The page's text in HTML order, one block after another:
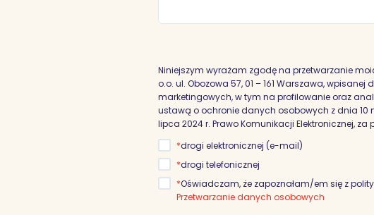
Niniejszym wyrażam zgodę na przetwarzanie
o.o. ul. Obozowa 57, 01 – 161 Warszawa,
marketingowych, w tym na profilowanie oraz
ustawą o ochronie danych osobowych z dnia 10
lipca 2024 r. Prawo Komunikacji Elektronicznej, za
*drogi elektronicznej (e-mail)
*drogi telefonicznej
*Oświadczam, że zapoznałam/em się z
Przetwarzanie danych osobowych